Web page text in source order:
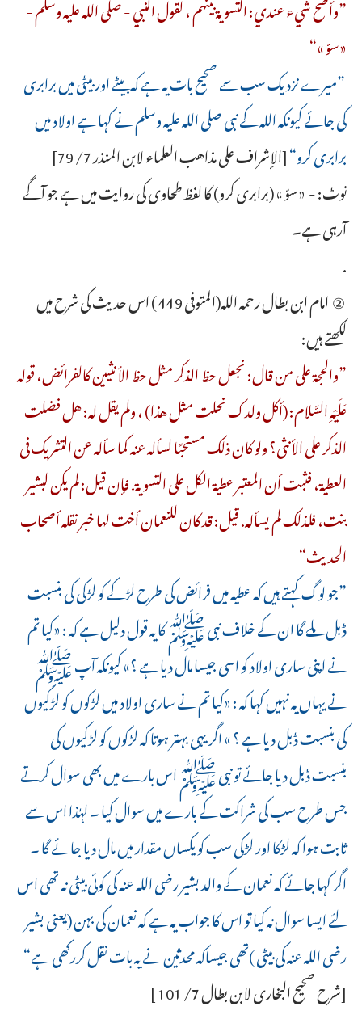
”وأصح شيء عندي: التسوية بينهم ، لقول النبي - صلى الله عليه وسلم -
«سوّ »“
”میرے نزدیک سب سے صحیح بات یہ ہے کہ بیٹے اور بیٹی میں برابری
کی جائے کیونکہ اللہ کے نبی صلی اللہ علیہ وسلم نے کہا ہے اولاد میں
برابری کرو“[الإشراف على مذاهب العلماء لابن المنذر 7/ 79]
نوٹ: - «سوّ » (برابری کرو) کا لفظ طحاوی کی روایت میں ہے جو آگے
آرہی ہے۔
.
② امام ابن بطال رحمہ اللہ(المتوفى 449 ) اس حدیث کی شرح میں
لکھتے ہیں:
”والحجة على من قال: نجعل حظ الذكر مثل حظ الأنثيين كالفرائض، قوله
عَلَيْهِ السَّلام: (أكل ولدك نحلت مثل هذا) ، ولم يقل له: هل فضلت
الذكر على الأنثى؟ ولو كان ذلك مستحبًا لسأله عنه كما سأله عن التشريك فى
العطية، فثبت أن المعتبر عطية الكل على التسوية. فإن قيل: لم يكن لبشير
بنت، فلذلك لم يسأله. قيل: قد كان للنعمان أخت لها خبر نقله أصحاب
الحديث“
”جو لوگ کہتے ہیں کہ عطیہ میں فرائض کی طرح لڑکے کو لڑکی کی بنسبت
ڈبل ملے گا ان کے خلاف نبی ﷺ کا یہ قول دلیل ہے کہ : «کیا تم
نے اپنی ساری اولاد کو اسی جیسا مال دیا ہے ؟» کیونکہ آپ ﷺ
نے یہاں یہ نہیں کہا کہ : «کیا تم نے ساری اولاد میں لڑکوں کو لڑکیوں
کی بنسبت ڈبل دیا ہے ؟ » اگر یہی بہتر ہوتا کہ لڑکوں کو لڑکیوں کی
بنسبت ڈبل دیا جائے تو نبی ﷺ اس بارے میں بھی سوال کرتے
جس طرح سب کی شراکت کے بارے میں سوال کیا ۔ لہٰذا اس سے
ثابت ہوا کہ لڑکا اور لڑکی سب کو یکساں مقدار میں مال دیا جائے گا ۔
اگر کہا جائے کہ نعمان کے والد بشیر رضی اللہ عنہ کی کوئی بیٹی نہ تھی اس
لئے ایسا سوال نہ کیا تو اس کا جواب یہ ہے کہ نعمان کی بہن (یعنی بشیر
رضی اللہ عنہ کی بیٹی )تھی جیساکہ محدثین نے یہ بات نقل کررکھی ہے“
[شرح صحيح البخارى لابن بطال 7/ 101 ]